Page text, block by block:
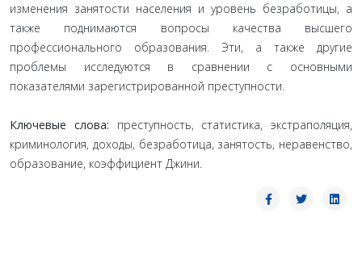
изменения занятости населения и уровень безработицы, а
также поднимаются вопросы качества высшего
профессионального образования. Эти, а также другие
проблемы исследуются в сравнении с основными
показателями зарегистрированной преступности.
Ключевые слова: преступность, статистика, экстраполяция,
криминология, доходы, безработица, занятость, неравенство,
образование, коэффициент Джини.